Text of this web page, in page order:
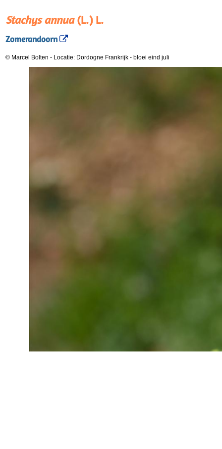
Stachys annua(L.) L.
Zomerandoorn
© Marcel Bolten - Locatie: Dordogne Frankrijk - bloei eind juli